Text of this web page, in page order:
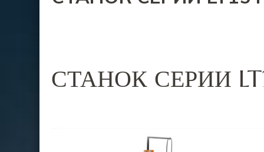
СТАНОК СЕРИИ